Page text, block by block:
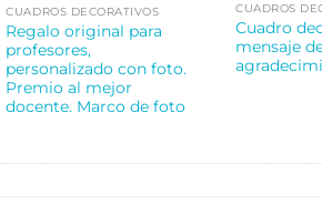
CUADROS DECORATIVOS
Regalo original para
profesores,
personalizado con foto.
Premio al mejor
docente. Marco de foto
CUADROS
Cuadro
mensaje